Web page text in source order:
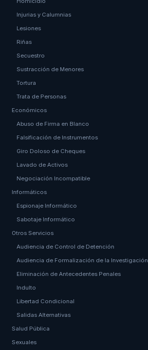
Injurias y Calumnias
Lesiones
Riñas
Secuestro
Sustracción de Menores
Tortura
Trata de Personas
Económicos
Abuso de Firma en Blanco
Falsificación de Instrumentos
Giro Doloso de Cheques
Lavado de Activos
Negociación Incompatible
Informáticos
Espionaje Informático
Sabotaje Informático
Otros Servicios
Audiencia de Control de Detención
Audiencia de Formalización de la Investigación
Eliminación de Antecedentes Penales
Indulto
Libertad Condicional
Salidas Alternativas
Salud Pública
Sexuales